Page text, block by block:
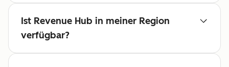
Ist Revenue Hub in meiner Region
verfügbar?